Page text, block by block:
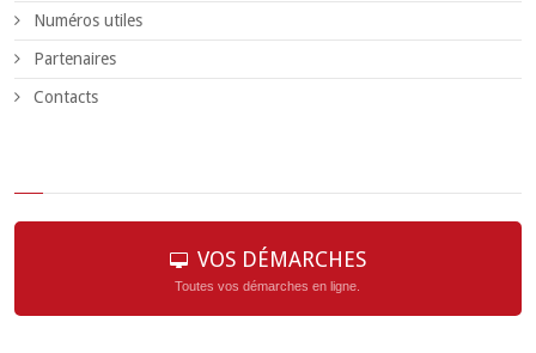
Numéros utiles
Partenaires
Contacts
VOS DÉMARCHES
Toutes vos démarches en ligne.